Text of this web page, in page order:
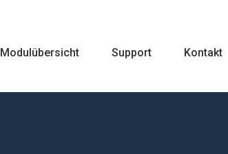
Modulübersicht Support Kontakt